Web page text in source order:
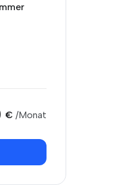
€ /Monat